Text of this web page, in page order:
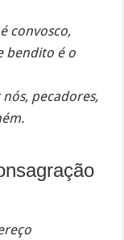
convosco,
bendito é o
pecadores,